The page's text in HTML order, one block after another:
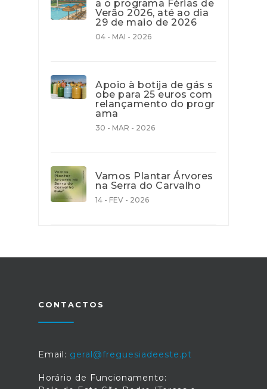
a o programa Férias de
Verão 2026, até ao dia
29 de maio de 2026
04 - MAI - 2026
Apoio à botija de gás s
obe para 25 euros com
relançamento do progr
ama
30 - MAR - 2026
Vamos Plantar Árvores
na Serra do Carvalho
14 - FEV - 2026
CONTACTOS
Email: geral@freguesiadeeste.pt
Horário de Funcionamento: